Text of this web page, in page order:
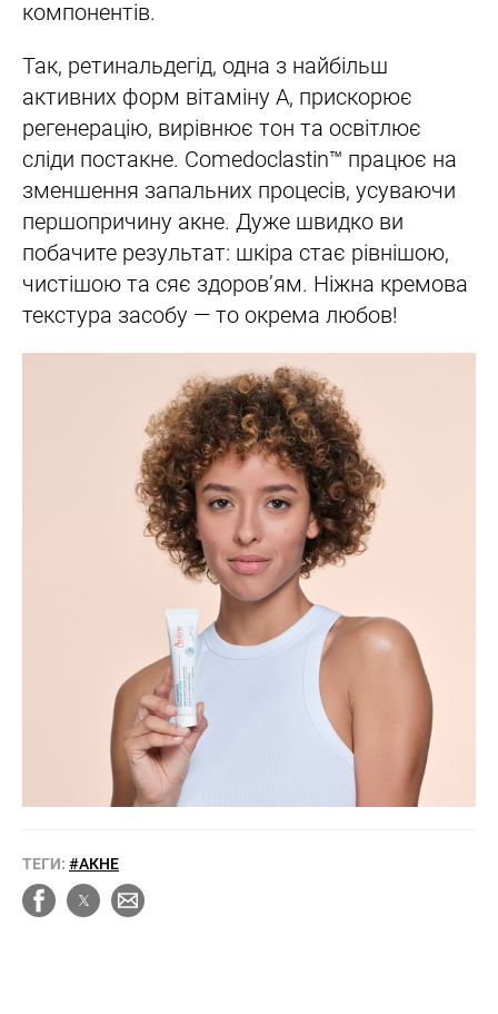
компонентів.
Так, ретинальдегід, одна з найбільш
активних форм вітаміну А, прискорює
регенерацію, вирівнює тон та освітлює
сліди постакне. Comedoclastin™ працює на
зменшення запальних процесів, усуваючи
першопричину акне. Дуже швидко ви
побачите результат: шкіра стає рівнішою,
чистішою та сяє здоров’ям. Ніжна кремова
текстура засобу — то окрема любов!
ТЕГИ: #АКНЕ